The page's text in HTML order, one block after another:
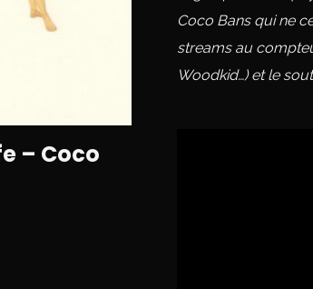
Coco Bans qui ne
streams au
Woodkid…) et le
– Coco